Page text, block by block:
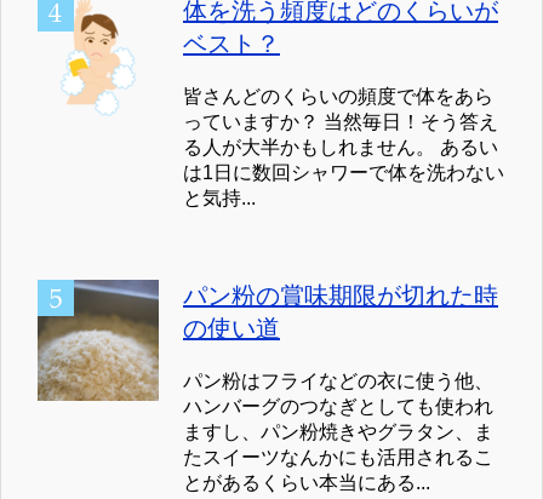
体を洗う頻度はどのくらいが
ベスト？
皆さんどのくらいの頻度で体をあら
っていますか？ 当然毎日！そう答え
る人が大半かもしれません。 あるい
は1日に数回シャワーで体を洗わない
と気持...
パン粉の賞味期限が切れた時
の使い道
パン粉はフライなどの衣に使う他、
ハンバーグのつなぎとしても使われ
ますし、パン粉焼きやグラタン、ま
たスイーツなんかにも活用されるこ
とがあるくらい本当にある...